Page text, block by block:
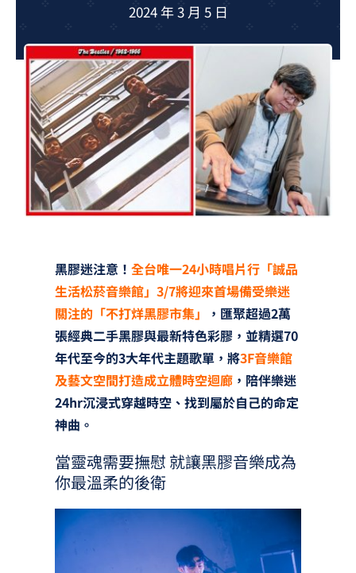
GCU大賽
夢想購物
2024 年 3 月 5 日
黑膠迷注意！ 全台唯一24小時唱片行「誠品
生活松菸音樂館」3/7將迎來首場備受樂迷
關注的「不打烊黑膠市集」
，匯聚超過2萬
張經典二手黑膠與最新特色彩膠，並精選70
年代至今的3大年代主題歌單，將3F音樂館
及藝文空間打造成立體時空迴廊，陪伴樂迷
24hr沉浸式穿越時空、找到屬於自己的命定
神曲。
當靈魂需要撫慰 就讓黑膠音樂成為
你最溫柔的後衛